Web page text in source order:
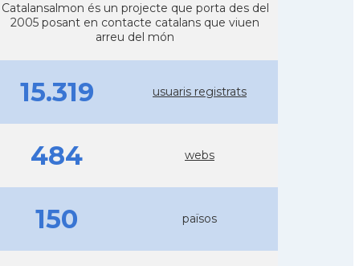
Catalansalmon és un projecte que porta des del
2005 posant en contacte catalans que viuen
arreu del món
15.319 usuaris registrats
484 webs
150 països